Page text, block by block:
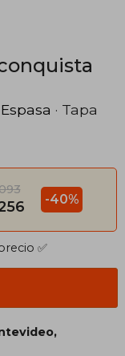
Espasa · Tapa
-40%
✅